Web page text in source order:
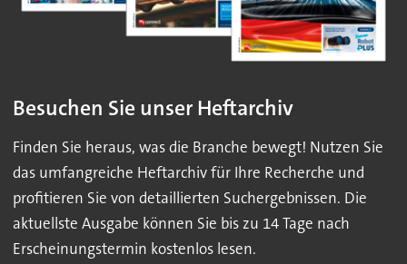
Besuchen Sie unser Heftarchiv
Finden Sie heraus, was die Branche bewegt! Nutzen Sie
das umfangreiche Heftarchiv für Ihre Recherche und
profitieren Sie von detaillierten Suchergebnissen. Die
aktuellste Ausgabe können Sie bis zu 14 Tage nach
Erscheinungstermin kostenlos lesen.